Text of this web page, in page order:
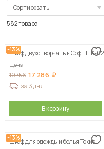
Сортировать
Сначала дорогие
582 товара
-13%
Шкаф двухстворчатый Софт ШК-02
Цена
19 756 17 286
за 3 дня
В корзину
-13%
Шкаф для одежды и белья Токио